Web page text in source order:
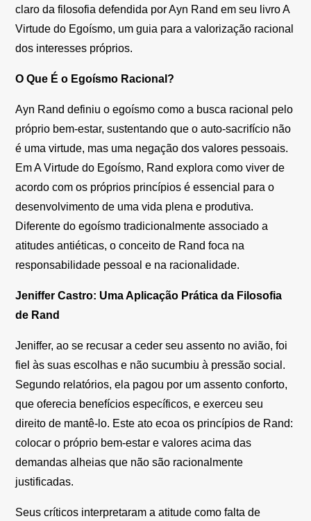
claro da filosofia defendida por Ayn Rand em seu livro A
Virtude do Egoísmo, um guia para a valorização racional
dos interesses próprios.
O Que É o Egoísmo Racional?
Ayn Rand definiu o egoísmo como a busca racional pelo
próprio bem-estar, sustentando que o auto-sacrifício não
é uma virtude, mas uma negação dos valores pessoais.
Em A Virtude do Egoísmo, Rand explora como viver de
acordo com os próprios princípios é essencial para o
desenvolvimento de uma vida plena e produtiva.
Diferente do egoísmo tradicionalmente associado a
atitudes antiéticas, o conceito de Rand foca na
responsabilidade pessoal e na racionalidade.
Jeniffer Castro: Uma Aplicação Prática da Filosofia
de Rand
Jeniffer, ao se recusar a ceder seu assento no avião, foi
fiel às suas escolhas e não sucumbiu à pressão social.
Segundo relatórios, ela pagou por um assento conforto,
que oferecia benefícios específicos, e exerceu seu
direito de mantê-lo. Este ato ecoa os princípios de Rand:
colocar o próprio bem-estar e valores acima das
demandas alheias que não são racionalmente
justificadas.
Seus críticos interpretaram a atitude como falta de